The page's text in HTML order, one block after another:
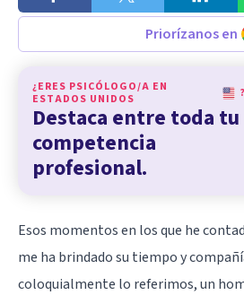
Priorízanos en
¿ERES PSICÓLOGO/A EN
ESTADOS UNIDOS
?
Destaca entre toda tu
competencia
profesional.
Esos momentos en los que he
me ha brindado su tiempo y
coloquialmente lo referimos, un